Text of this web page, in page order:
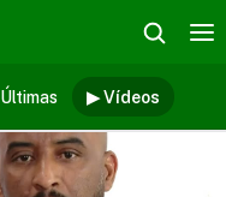
Últimas ▶ Vídeos